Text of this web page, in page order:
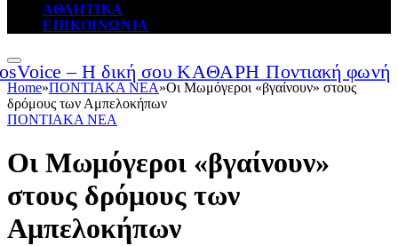
ΑΘΛΗΤΙΚΑ
ΕΠΙΚΟΙΝΩΝΙΑ
Home»ΠΟΝΤΙΑΚΑ ΝΕΑ»Οι Μωμόγεροι «βγαίνουν» στους
δρόμους των Αμπελοκήπων
ΠΟΝΤΙΑΚΑ ΝΕΑ
Οι Μωμόγεροι «βγαίνουν»
στους δρόμους των
Αμπελοκήπων